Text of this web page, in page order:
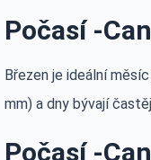
Počasí -
Březen je ideální
mm) a dny bývají
Počasí -